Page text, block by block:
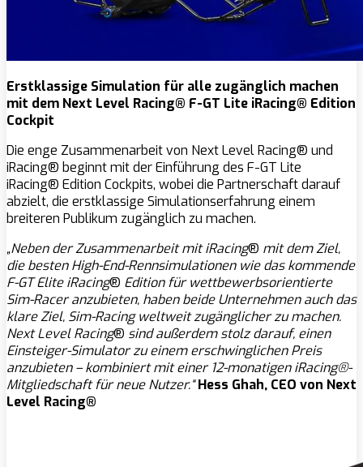
Erstklassige Simulation für alle zugänglich machen
mit dem Next Level Racing® F-GT Lite iRacing® Edition
Cockpit
Die enge Zusammenarbeit von Next Level Racing® und
iRacing® beginnt mit der Einführung des F-GT Lite
iRacing® Edition Cockpits, wobei die Partnerschaft darauf
abzielt, die erstklassige Simulationserfahrung einem
breiteren Publikum zugänglich zu machen.
„Neben der Zusammenarbeit mit iRacing® mit dem Ziel,
die besten High-End-Rennsimulationen wie das kommende
F-GT Elite iRacing® Edition für wettbewerbsorientierte
Sim-Racer anzubieten, haben beide Unternehmen auch das
klare Ziel, Sim-Racing weltweit zugänglicher zu machen.
Next Level Racing® sind außerdem stolz darauf, einen
Einsteiger-Simulator zu einem erschwinglichen Preis
anzubieten – kombiniert mit einer 12-monatigen iRacing®-
Mitgliedschaft für neue Nutzer.“Hess Ghah, CEO von Next
Level Racing®